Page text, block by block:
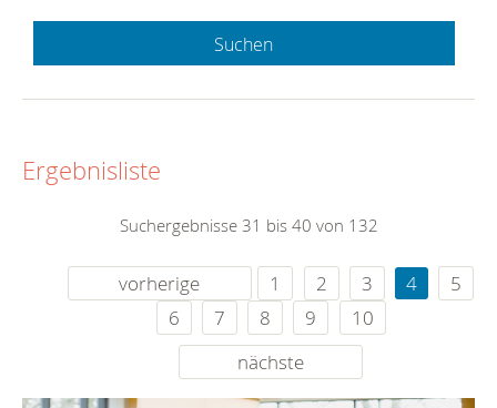
Suchen
Ergebnisliste
Suchergebnisse 31 bis 40 von 132
vorherige 1 2 3 4
5
6
7 8 9
10
nächste